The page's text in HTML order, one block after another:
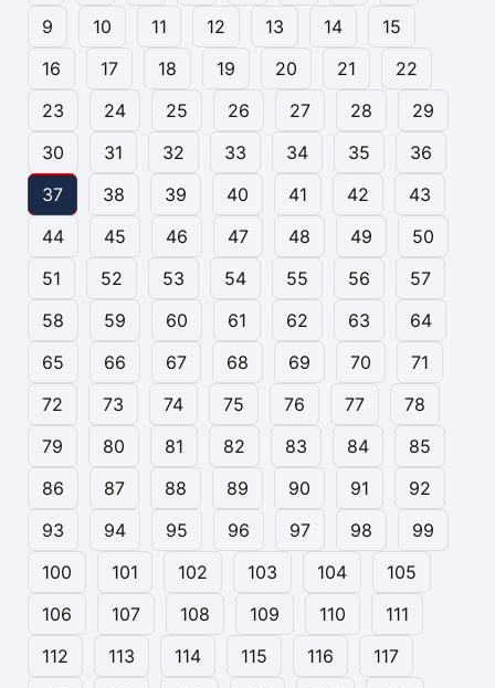
9
10 11 12 13 14
15
16
17 18 19 20 21
22
23
24 25 26 27 28
29
30
31 32 33 34 35
36
37
38 39 40 41 42
43
44
45 46 47 48 49
50
51
52 53 54 55 56
57
58
59 60 61 62 63
64
65
66 67 68 69 70
71
72
73 74 75 76 77
78
79
80 81 82 83 84
85
86
87 88 89 90 91
92
93
94 95 96 97 98
99
100
101 102 103 104
105
106
107 108 109 110
111
112
113 114 115 116
117